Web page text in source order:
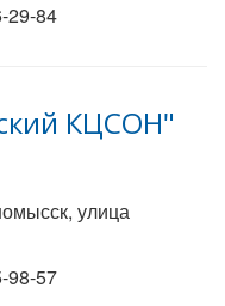
29-84
КЦСОН"
улица
98-57